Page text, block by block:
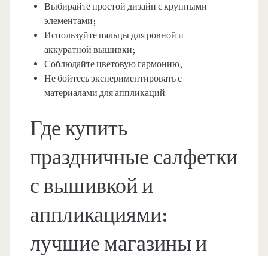
Выбирайте простой дизайн с крупными
элементами;
Используйте пяльцы для ровной и
аккуратной вышивки;
Соблюдайте цветовую гармонию;
Не бойтесь экспериментировать с
материалами для аппликаций.
Где купить
праздничные салфетки
с вышивкой и
аппликациями:
лучшие магазины и